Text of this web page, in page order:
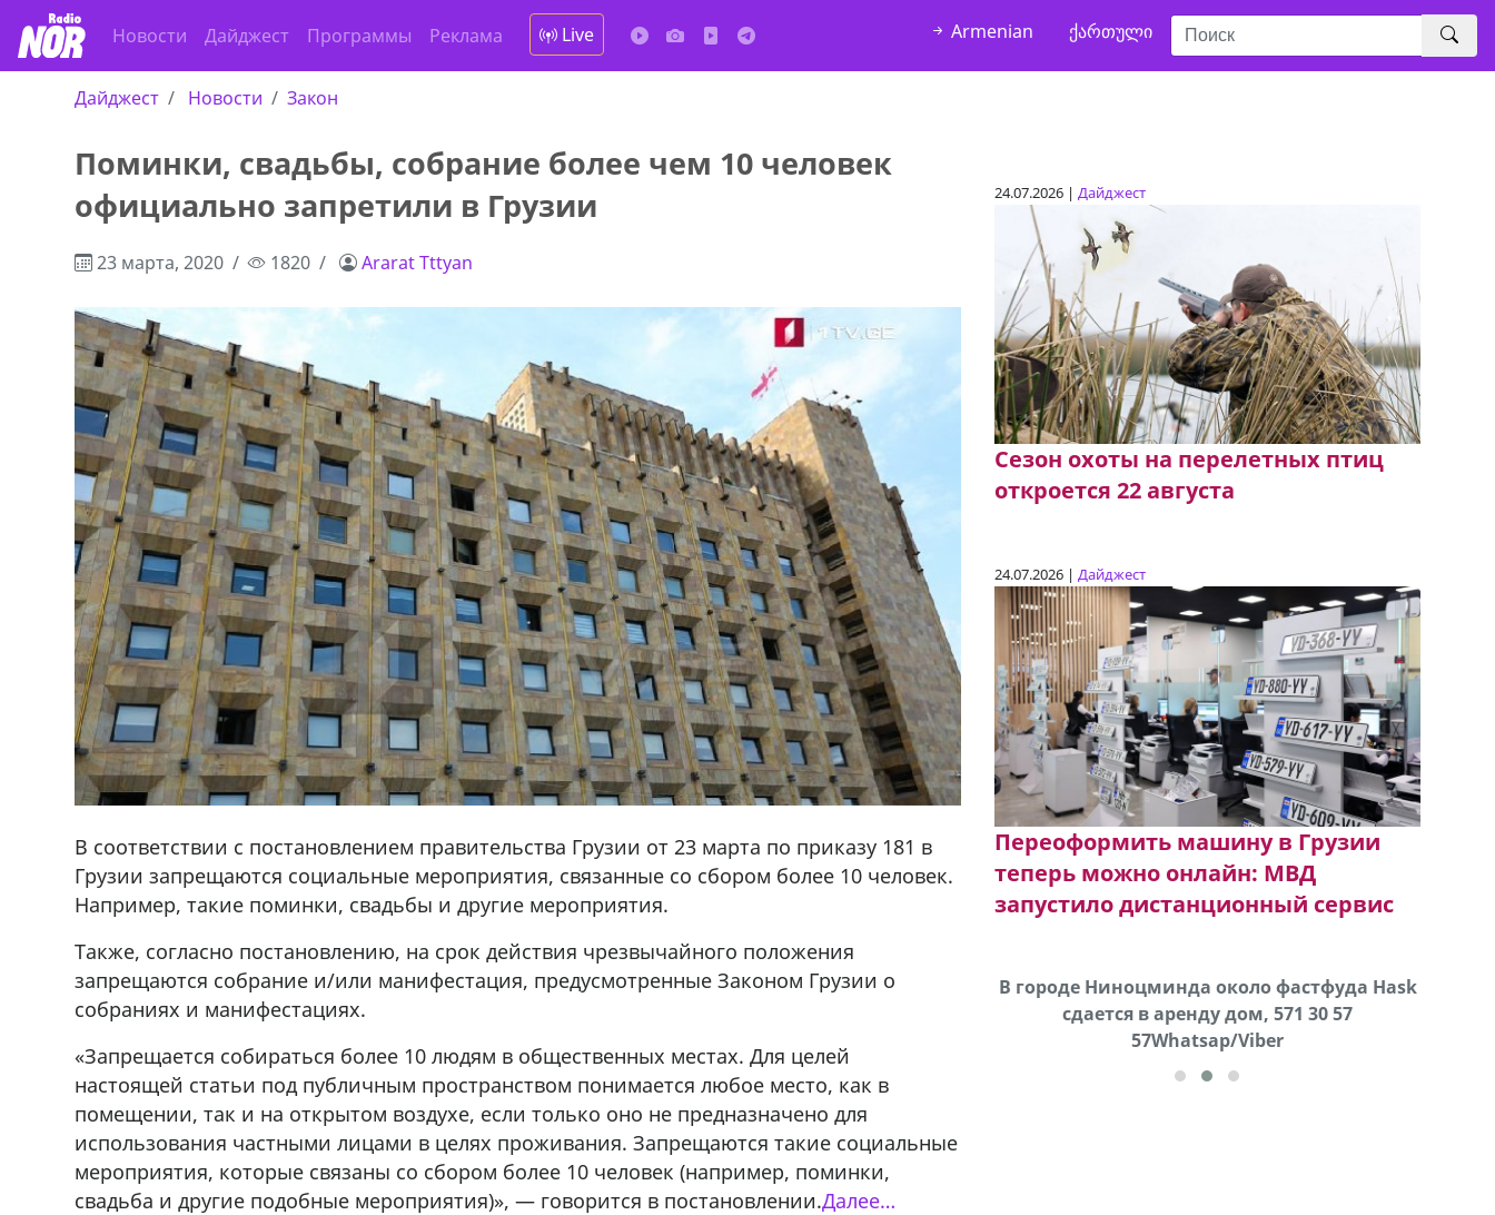
Новости Дайджест Программы Реклама Live Armenian ქართული
Дайджест Новости Закон
Поминки, свадьбы, собрание более чем 10 человек
официально запретили в Грузии
23 марта, 2020 1820 Ararat Tttyan
В соответствии с постановлением правительства Грузии от 23 марта по приказу 181 в
Грузии запрещаются социальные мероприятия, связанные со сбором более 10 человек.
Например, такие поминки, свадьбы и другие мероприятия.
Также, согласно постановлению, на срок действия чрезвычайного положения
запрещаются собрание и/или манифестация, предусмотренные Законом Грузии о
собраниях и манифестациях.
«Запрещается собираться более 10 людям в общественных местах. Для целей
настоящей статьи под публичным пространством понимается любое место, как в
помещении, так и на открытом воздухе, если только оно не предназначено для
использования частными лицами в целях проживания. Запрещаются такие социальные
мероприятия, которые связаны со сбором более 10 человек (например, поминки,
свадьба и другие подобные мероприятия)», — говорится в постановлении.Далее…
24.07.2026 | Дайджест
Сезон охоты на перелетных птиц
откроется 22 августа
24.07.2026 | Дайджест
Переоформить машину в Грузии
теперь можно онлайн: МВД
запустило дистанционный сервис
30 57
Продается соль оптом и в розницу в
мешках, 500 22 47 42
В городе Ниноцминда около фастфуда Hask
cдается в аренду дом, 571 30 57
57Whatsap/Viber
Продается машина марки Prado,571 30 57
57Whatsap/Viber